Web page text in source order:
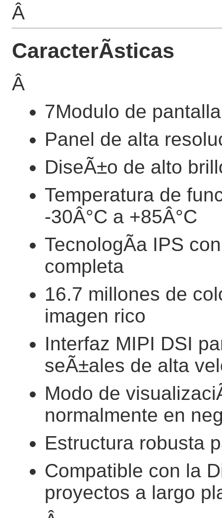
Â
CaracterÃ­sticas
Â
7Modulo de
Panel de alta
DiseÃ±o de alto
Temperatura de
-30Â°C a +85Â°C
TecnologÃ­a IPS
completa
16.7 millones de
imagen rico
Interfaz MIPI DSI
seÃ±ales de alta
Modo de
normalmente en
Estructura robusta
Compatible con la
proyectos a largo